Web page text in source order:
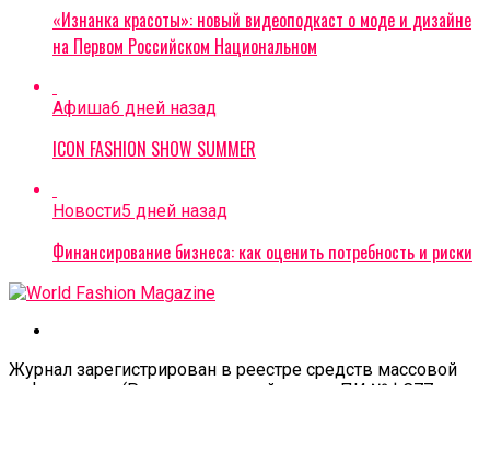
«Изнанка красоты»: новый видеоподкаст о моде и дизайне
на Первом Российском Национальном
Афиша6 дней назад
ICON FASHION SHOW SUMMER
Новости5 дней назад
Финансирование бизнеса: как оценить потребность и риски
Журнал зарегистрирован в реестре средств массовой
информации. (Регистрационный номер: ПИ №ФС77-